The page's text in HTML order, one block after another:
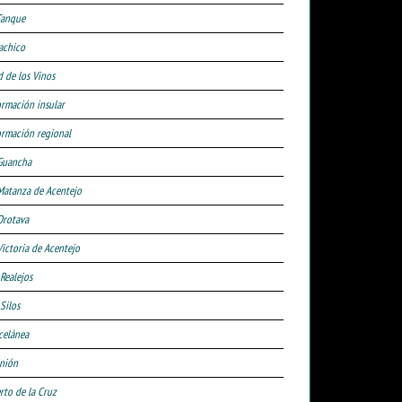
de los Vinos
insular
regional
de Acentejo
de Acentejo
de la Cruz